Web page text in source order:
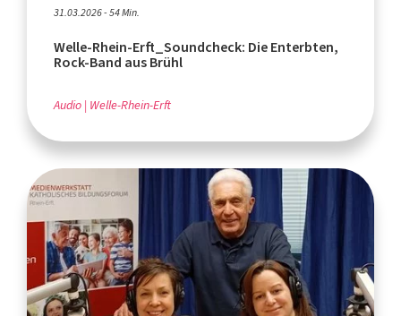
31.03.2026 - 54 Min.
Welle-Rhein-Erft_Soundcheck: Die Enterbten,
Rock-Band aus Brühl
Audio Welle-Rhein-Erft